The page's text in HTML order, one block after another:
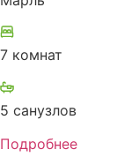
7 комнат
5 санузлов
Подробнее